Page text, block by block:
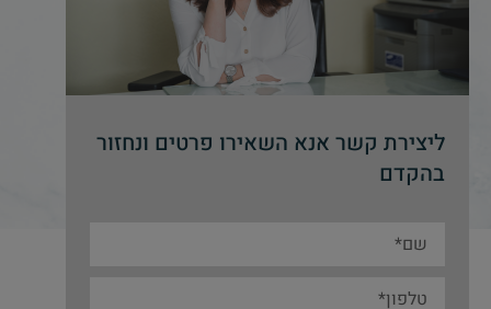
ליצירת קשר אנא השאירו פרטים ונחזור
בהקדם